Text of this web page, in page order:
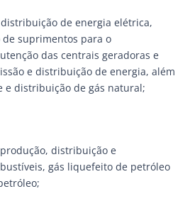
de energia elétrica,
suprimentos para o
das centrais geradoras e
e distribuição de energia, além
e distribuição de gás natural;
distribuição e
gás liquefeito de petróleo